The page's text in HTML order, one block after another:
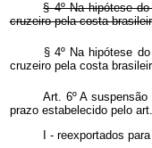
§ 4º Na hipótese
cruzeiro pela costa
§ 4º Na hipótese
cruzeiro pela costa
Art. 6º A
prazo estabelecido pelo
I - reexportados